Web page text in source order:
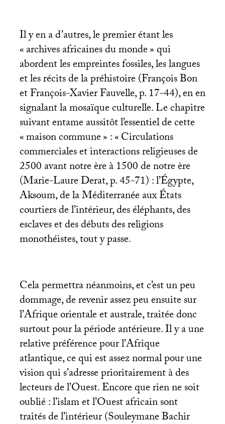
Il y en a d’autres, le premier étant les
«archives africaines du monde» qui
abordent les empreintes fossiles, les langues
et les récits de la préhistoire (François Bon
et François-Xavier Fauvelle, p. 17-44), en en
signalant la mosaïque culturelle. Le chapitre
suivant entame aussitôt l’essentiel de cette
«maison commune» : «Circulations
commerciales et interactions religieuses de
2500 avant notre ère à 1500 de notre ère
(Marie-Laure Derat, p. 45-71) : l’Égypte,
Aksoum, de la Méditerranée aux États
courtiers de l’intérieur, des éléphants, des
esclaves et des débuts des religions
monothéistes, tout y passe.
Cela permettra néanmoins, et c’est un peu
dommage, de revenir assez peu ensuite sur
l’Afrique orientale et australe, traitée donc
surtout pour la période antérieure. Il y a une
relative préférence pour l’Afrique
atlantique, ce qui est assez normal pour une
vision qui s’adresse prioritairement à des
lecteurs de l’Ouest. Encore que rien ne soit
oublié : l’islam et l’Ouest africain sont
traités de l’intérieur (Souleymane Bachir